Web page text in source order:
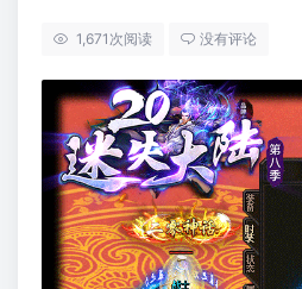
1,671 次阅读 没有评论